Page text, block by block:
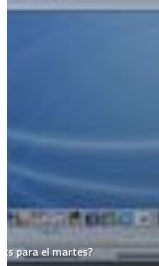
19 curiosidades que